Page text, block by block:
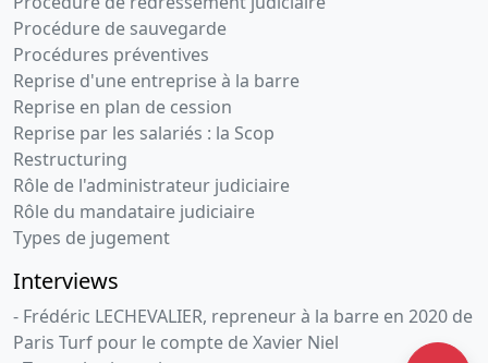
Procédure de sauvegarde
Procédures préventives
Reprise d'une entreprise à la barre
Reprise en plan de cession
Reprise par les salariés : la Scop
Restructuring
Rôle de l'administrateur judiciaire
Rôle du mandataire judiciaire
Types de jugement
Interviews
- Frédéric LECHEVALIER, repreneur à la barre en 2020 de
Paris Turf pour le compte de Xavier Niel